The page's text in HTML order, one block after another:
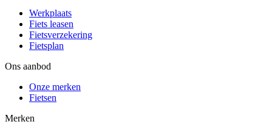
Werkplaats
Fiets leasen
Fietsverzekering
Fietsplan
Ons aanbod
Onze merken
Fietsen
Merken